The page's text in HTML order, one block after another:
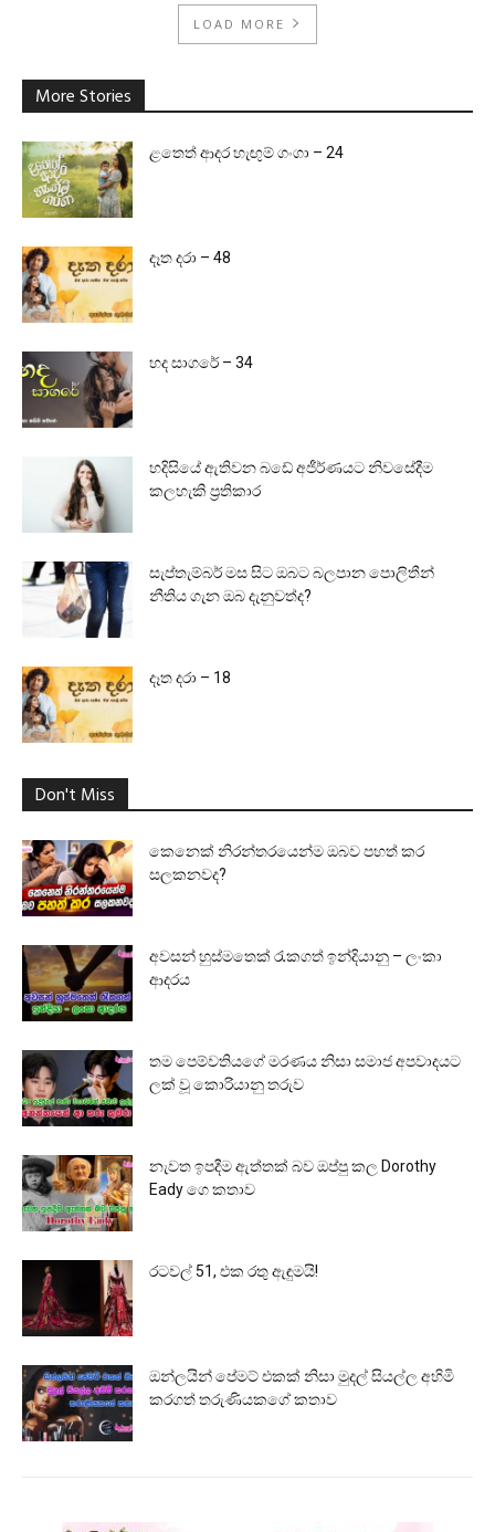
LOAD MORE
More Stories
ළතෙත් ආදර හැඟුම් ගංගා – 24
දෑත දරා – 48
හද සාගරේ – 34
හදිසියේ ඇතිවන බඩේ අජීර්ණයට නිවසේදීම
කලහැකි ප්‍රතිකාර
සැප්තැම්බර් මස සිට ඔබට බලපාන පොලිතීන්
නීතිය ගැන ඔබ දැනුවත්ද?
දෑත දරා – 18
Don't Miss
කෙනෙක් නිරන්තරයෙන්ම ඔබව පහත් කර
සලකනවද?
අවසන් හුස්මතෙක් රැකගත් ඉන්දියානු – ලංකා
ආදරය
තම පෙම්වතියගේ මරණය නිසා සමාජ අපවාදයට
ලක් වූ කොරියානු තරුව
නැවත ඉපදීම ඇත්තක් බව ඔප්පු කල Dorothy
Eady ගෙ කතාව
රටවල් 51, එක රතු ඇඳුමයි!
ඔන්ලයින් පේමට් එකක් නිසා මුදල් සියල්ල අහිමි
කරගත් තරුණියකගේ කතාව